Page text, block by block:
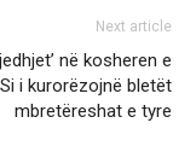
Next article
në kosheren e
i kurorëzojnë bletët
mbretëreshat e tyre